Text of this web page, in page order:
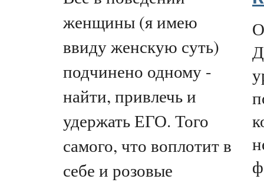
женщины (я имею
ввиду женскую суть)
подчинено одному -
найти, привлечь и
удержать ЕГО. Того
самого, что воплотит в
себе и розовые